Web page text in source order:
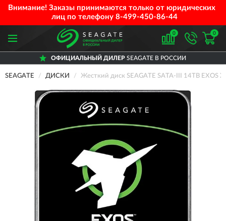
Внимание! Заказы принимаются только от юридических
лиц по телефону 8-499-450-86-44
0 0
ОФИЦИАЛЬНЫЙ ДИЛЕРSEAGATE В РОССИИ
SEAGATE ДИСКИ Жесткий диск SEAGATE SATA-III 14TB EXOS